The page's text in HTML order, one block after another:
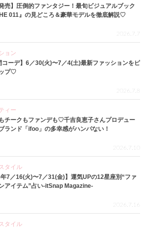
発売】圧倒的ファンタジー！最旬ビジュアルブック
011』の見どころ＆豪華モデルを徹底解説♡
2026.7.7
ョン
コーデ】6／30(火)〜7／4(土)最新ファッションをピ
プ♡
2026.7.8
ィー
チークもファンデも♡千吉良恵子さんプロデュー
ランド「ifoo」の多幸感がハンパない！
2026.7.10
タイル
年7／16(火)〜7／31(金)】運気UPの12星座別“ファ
アイテム”占い-itSnap Magazine-
2026.7.16
タイル